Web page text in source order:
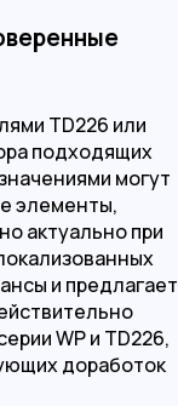
TD226 или
подходящих
могут
элементы,
актуально при
и предлагает
WP и TD226,
доработок